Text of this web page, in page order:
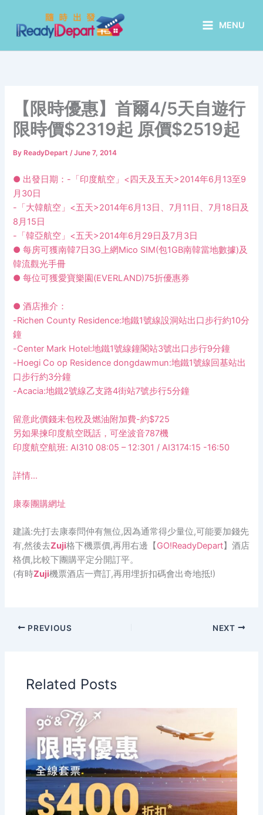
content
MENU
【限時優惠】首爾4/5天自遊行
限時價$2319起 原價$2519起
By ReadyDepart/June 7, 2014
● 出發日期： -「印度航空」<四天及五天>2014年6月13至9
月30日
-「大韓航空」<五天>2014年6月13日、7月11日、7月18日及
8月15日
-「韓亞航空」<五天>2014年6月29日及7月3日
● 每房可獲南韓7日3G上網Mico SIM(包1GB南韓當地數據)及
韓流觀光手冊
● 每位可獲愛寶樂園(EVERLAND)75折優惠券
● 酒店推介：
-Richen County Residence:地鐵1號線設洞站出口步行約10分
鐘
-Center Mark Hotel:地鐵1號線鐘閣站3號出口步行9分鐘
-Hoegi Co op Residence dongdawmun:地鐵1號線回基站出
口步行約3分鐘
-Acacia:地鐵2號線乙支路4街站7號步行5分鐘
留意此價錢未包稅及燃油附加費-約$725
另如果揀印度航空既話，可坐波音787機
印度航空航班:AI310 08:05 – 12:301 / AI3174:15 -16:50
詳情…
康泰團購網址
建議:先打去康泰問仲有無位,因為通常得少量位,可能要加錢先
有,然後去Zuji格下機票價,再用右邊【GO!ReadyDepart】酒店
格價,比較下團購平定分開訂平。
(有時Zuji機票酒店一齊訂,再用埋折扣碼會出奇地抵!)
PREVIOUS NEXT
Related Posts